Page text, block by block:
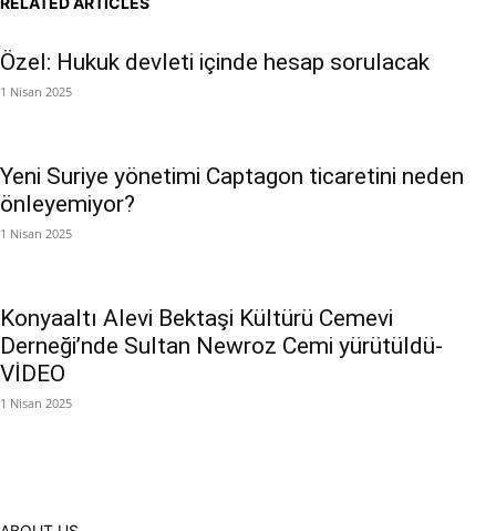
Özel: Hukuk devleti içinde hesap sorulacak
1 Nisan 2025
Yeni Suriye yönetimi Captagon ticaretini neden
önleyemiyor?
1 Nisan 2025
Konyaaltı Alevi Bektaşi Kültürü Cemevi
Derneği’nde Sultan Newroz Cemi yürütüldü-
VİDEO
1 Nisan 2025